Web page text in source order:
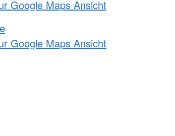
Google Maps Ansicht
Google Maps Ansicht